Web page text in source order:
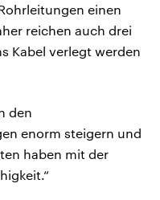
einen
reichen auch drei
Kabel verlegt werden
den
enorm steigern und
haben mit der